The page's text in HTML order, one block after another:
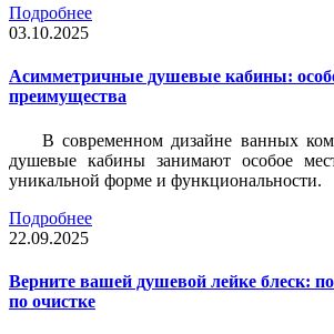
Подробнее
03.10.2025
Асимметричные душевые кабины:
преимущества
В современном дизайне ванных
душевые кабины занимают особое
уникальной форме и функциональности.
Подробнее
22.09.2025
Верните вашей душевой лейке блеск:
по очистке